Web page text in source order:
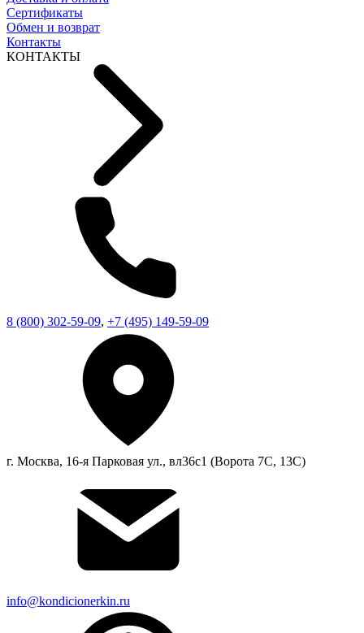
Сертификаты
Обмен и возврат
Контакты
КОНТАКТЫ
8 (800) 302-59-09, +7 (495) 149-59-09
г. Москва, 16-я Парковая ул., вл36с1 (Ворота 7С, 13С)
info@kondicionerkin.ru